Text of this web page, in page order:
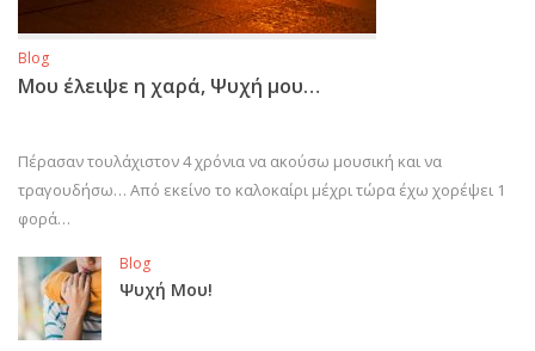
Blog
Μου έλειψε η χαρά, Ψυχή μου…
Πέρασαν τουλάχιστον 4 χρόνια να ακούσω μουσική και να
τραγουδήσω… Από εκείνο το καλοκαίρι μέχρι τώρα έχω χορέψει 1
φορά…
Blog
Ψυχή Μου!